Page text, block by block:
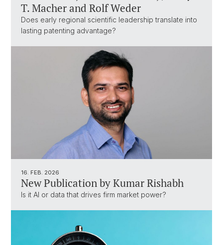
T. Macher and Rolf Weder
Does early regional scientific leadership translate into
lasting patenting advantage?
16. FEB. 2026
New Publication by Kumar Rishabh
Is it AI or data that drives firm market power?